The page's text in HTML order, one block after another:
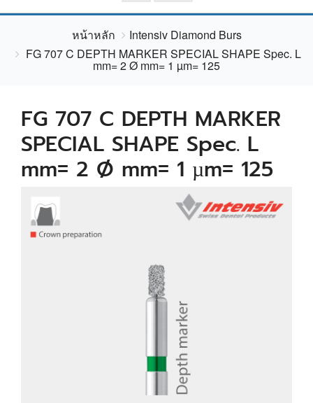
หน้าหลัก
Intensiv Diamond Burs
FG 707 C DEPTH MARKER SPECIAL SHAPE Spec. L
mm= 2 Ø mm= 1 µm= 125
FG 707 C DEPTH MARKER
SPECIAL SHAPE Spec. L
mm= 2 Ø mm= 1 µm= 125